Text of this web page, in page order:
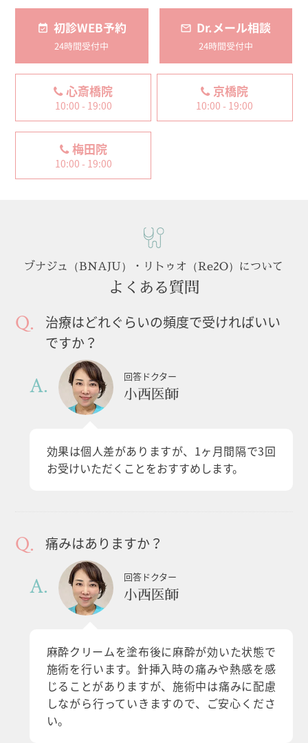
初診WEB予約
24時間受付中
Dr.メール相談
24時間受付中
心斎橋院
10:00 - 19:00
京橋院
10:00 - 19:00
梅田院
10:00 - 19:00
ブナジュ（BNAJU）・リトゥオ（Re2O）について
よくある質問
治療はどれぐらいの頻度で受ければいい
ですか？
回答ドクター
小西医師
効果は個人差がありますが、1ヶ月間隔で3回
お受けいただくことをおすすめします。
痛みはありますか？
回答ドクター
小西医師
麻酔クリームを塗布後に麻酔が効いた状態で
施術を行います。針挿入時の痛みや熱感を感
じることがありますが、施術中は痛みに配慮
しながら行っていきますので、ご安心くださ
い。